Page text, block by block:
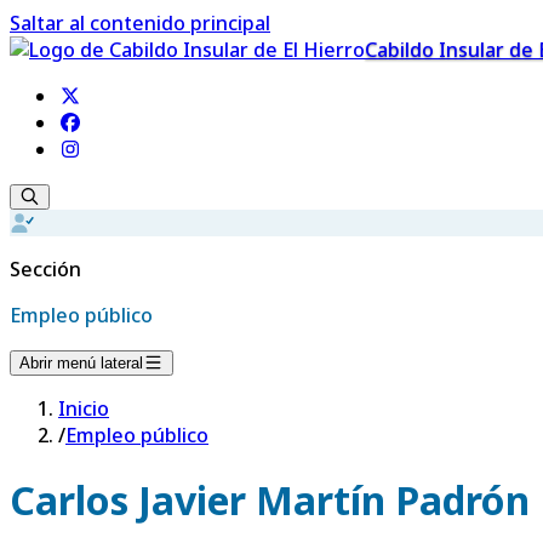
Saltar al contenido principal
Cabildo Insular de
Sección
Empleo público
Abrir menú lateral
Inicio
/Empleo público
Carlos Javier Martín Padrón